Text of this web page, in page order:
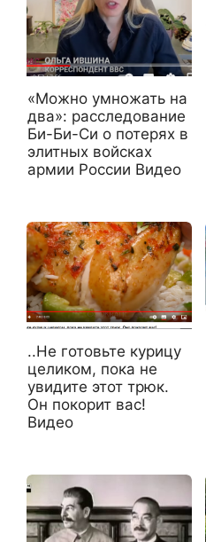
«Можно умножать на
два»: расследование
Би-Би-Си о потерях в
элитных войсках
армии России Видео
..Не готовьте курицу
целиком, пока не
увидите этот трюк.
Он покорит вас!
Видео